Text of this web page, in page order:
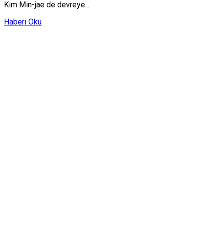
Kim Min-jae de devreye...
Haberi Oku